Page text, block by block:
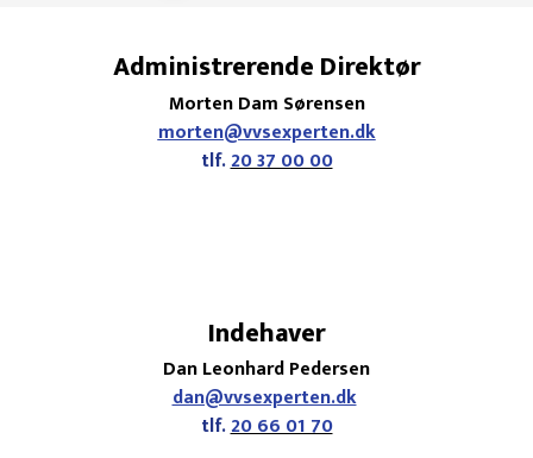
Administrerende Direktør
Morten Dam Sørensen
morten@vvsexperten.dk
tlf.20 37 00 00
Indehaver
Dan Leonhard Pedersen
dan@vvsexperten.dk
tlf.20 66 01 70